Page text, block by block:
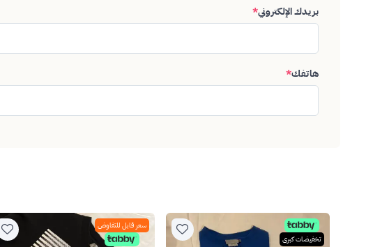
بريدك الإلكتروني*
هاتفك*
تخفيضات كبرى
سعر قابل للتفاوض